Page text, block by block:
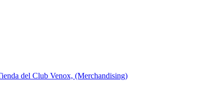
del Club Venox, (Merchandising)